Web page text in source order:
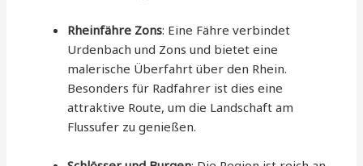
Rheinfähre Zons: Eine Fähre verbindet
Urdenbach und Zons und bietet eine
malerische Überfahrt über den Rhein.
Besonders für Radfahrer ist dies eine
attraktive Route, um die Landschaft am
Flussufer zu genießen.